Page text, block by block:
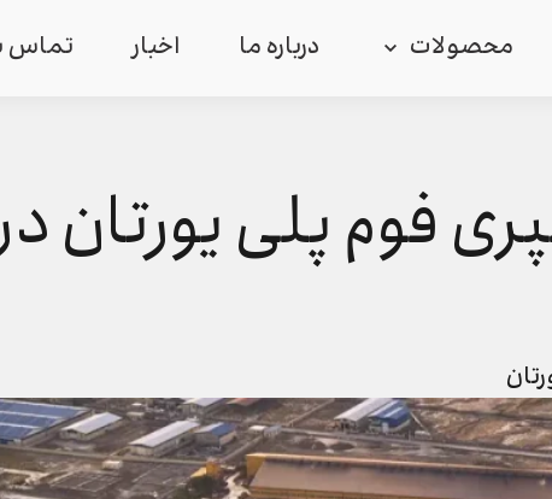
محصولات درباره ما اخبار تماس
فوم پلی